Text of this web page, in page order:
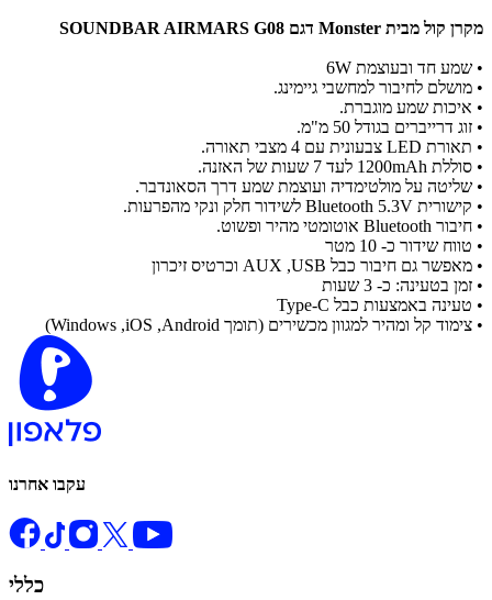
מקרן קול מבית Monster דגם SOUNDBAR AIRMARS G08
• שמע חד ובעוצמת 6W
• מושלם לחיבור למחשבי גיימינג.
• איכות שמע מוגברת.
• זוג דרייברים בגודל 50 מ"מ.
• תאורת LED צבעונית עם 4 מצבי תאורה.
• סוללת 1200mAh לעד 7 שעות של האזנה.
• שליטה על מולטימדיה ועוצמת שמע דרך הסאונדבר.
• קישורית Bluetooth 5.3V לשידור חלק ונקי מהפרעות.
• חיבור Bluetooth אוטומטי מהיר ופשוט.
• טווח שידור כ- 10 מטר
• מאפשר גם חיבור כבל AUX ,USB וכרטיס זיכרון
• זמן בטעינה: כ- 3 שעות
• טעינה באמצעות כבל Type-C
• צימוד קל ומהיר למגוון מכשירים (תומך Windows ,iOS ,Android)
עקבו אחרנו
כללי